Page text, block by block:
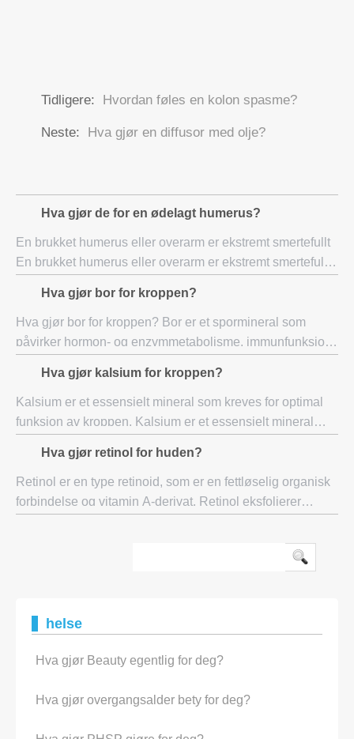
Tidligere: Hvordan føles en kolon spasme?
Neste: Hva gjør en diffusor med olje?
Hva gjør de for en ødelagt humerus?
En brukket humerus eller overarm er ekstremt smertefullt
En brukket humerus eller overarm er ekstremt smertefullt,
Noen ganger kan den radiale
Hva gjør bor for kroppen?
Hva gjør bor for kroppen? Bor er et spormineral som
påvirker hormon- og enzymmetabolisme, immunfunksjon,
Bor er et spormineral som finnes i
Hva gjør kalsium for kroppen?
Kalsium er et essensielt mineral som kreves for optimal
funksjon av kroppen. Kalsium er et essensielt mineral
hjelper kroppen på følgende måter:
Hva gjør retinol for huden?
Retinol er en type retinoid, som er en fettløselig organisk
forbindelse og vitamin A-derivat. Retinol eksfolierer
helse
Hva gjør Beauty egentlig for deg?
Hva gjør overgangsalder bety for deg?